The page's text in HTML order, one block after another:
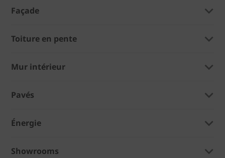
Façade
Toiture en pente
Mur intérieur
Pavés
Énergie
Showrooms